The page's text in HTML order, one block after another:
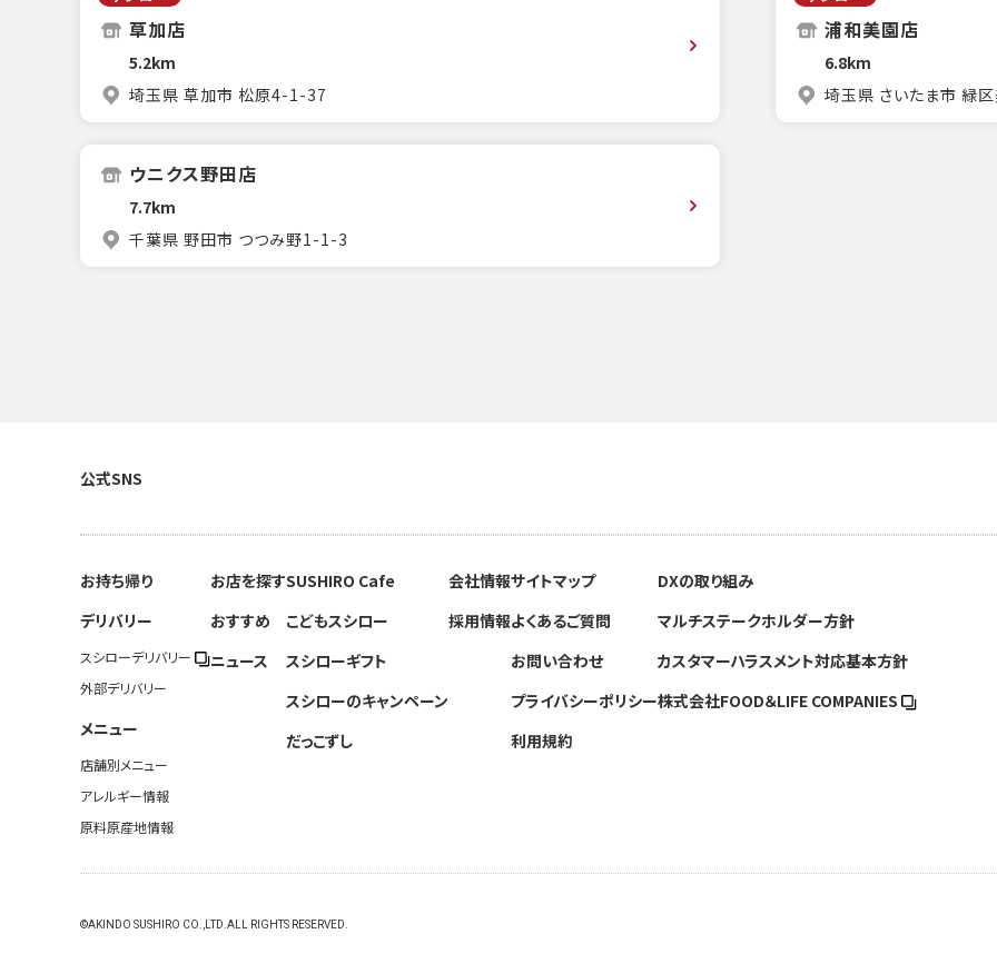
草加店
5.2km
埼玉県 草加市 松原4-1-37
浦和美園店
6.8km
埼玉県 さいたま市 緑
ウニクス野田店
7.7km
千葉県 野田市 つつみ野1-1-3
公式SNS
お持ち帰り
デリバリー
スシローデリバリー
外部デリバリー
メニュー
店舗別メニュー
アレルギー情報
原料原産地情報
お店を探す
おすすめ
ニュース
SUSHIRO Cafe
こどもスシロー
スシローギフト
スシローのキャンペーン
だっこずし
会社情報
採用情報
サイトマップ
よくあるご質問
お問い合わせ
プライバシーポリシー
利用規約
DXの取り組み
マルチステークホルダー方針
カスタマーハラスメント対応基本方針
株式会社FOOD＆LIFE COMPANIES
©AKINDO SUSHIRO CO.,LTD.ALL RIGHTS RESERVED.